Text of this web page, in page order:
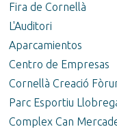
Fira de Cornellà
L'Auditori
Aparcamientos
Centro de Empresas
Cornellà Creació
Parc Esportiu
Complex Can